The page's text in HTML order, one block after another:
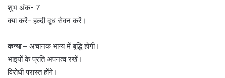
शुभ अंक- 7
क्या करें- हल्दी दूध सेवन करें।
कन्या– अचानक भाग्य में बृद्धि होगी।
भाइयों के प्रति अपनत्व रखें।
विरोधी परास्त होंगे।